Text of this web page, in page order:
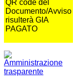
QR code del
Documento/Avviso
risulterà GIA
PAGATO